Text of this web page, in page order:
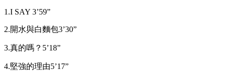
1.I SAY 3’59”
2.開水與白麵包3’30”
3.真的嗎？5’18”
4.堅強的理由5’17”